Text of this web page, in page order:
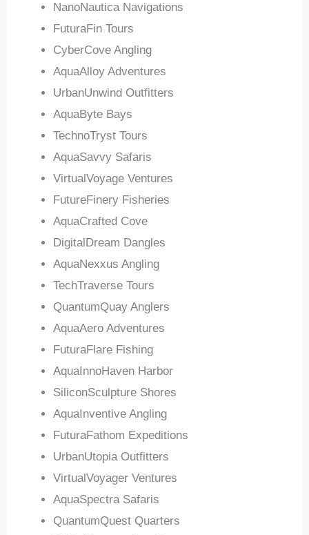
NanoNautica Navigations
FuturaFin Tours
CyberCove Angling
AquaAlloy Adventures
UrbanUnwind Outfitters
AquaByte Bays
TechnoTryst Tours
AquaSavvy Safaris
VirtualVoyage Ventures
FutureFinery Fisheries
AquaCrafted Cove
DigitalDream Dangles
AquaNexxus Angling
TechTraverse Tours
QuantumQuay Anglers
AquaAero Adventures
FuturaFlare Fishing
AquaInnoHaven Harbor
SiliconSculpture Shores
AquaInventive Angling
FuturaFathom Expeditions
UrbanUtopia Outfitters
VirtualVoyager Ventures
AquaSpectra Safaris
QuantumQuest Quarters